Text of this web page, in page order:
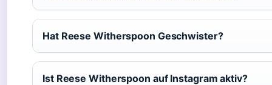
Hat Reese Witherspoon Geschwister?
Ist Reese Witherspoon auf Instagram aktiv?